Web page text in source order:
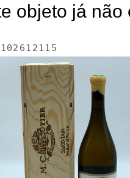
objeto já
102612115